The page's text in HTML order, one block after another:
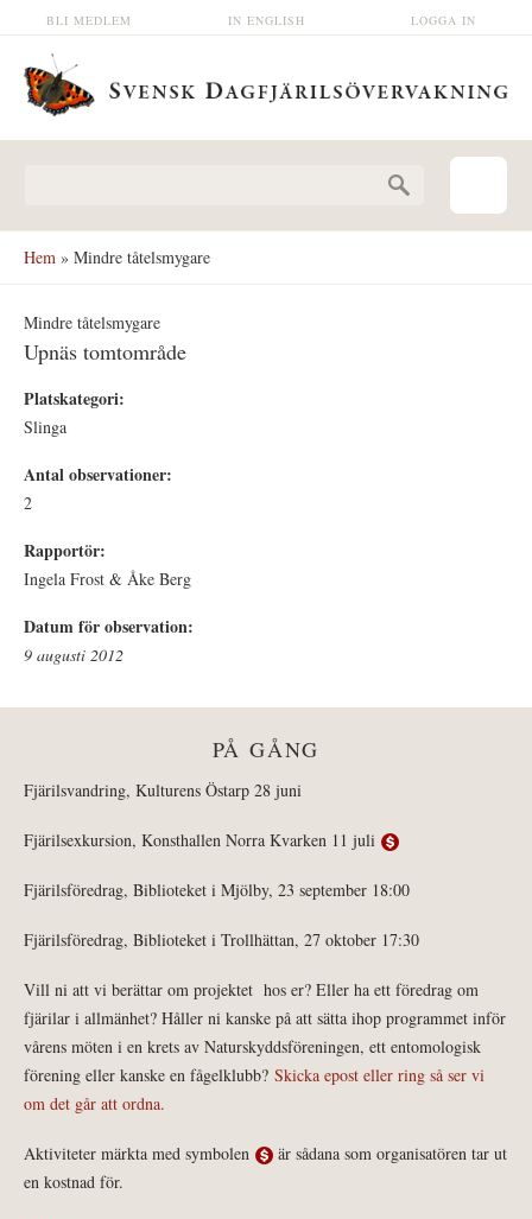
Hoppa till huvudinnehåll LOGGA IN
IN ENGLISH
BLI MEDLEM
Hem » Mindre tåtelsmygare
Mindre tåtelsmygare
Upnäs tomtområde
Platskategori:
Slinga
Antal observationer:
2
Rapportör:
Ingela Frost & Åke Berg
Datum för observation:
9 augusti 2012
PÅ GÅNG
Fjärilsvandring, Kulturens Östarp 28 juni
Fjärilsexkursion, Konsthallen Norra Kvarken 11 juli
Fjärilsföredrag, Biblioteket i Mjölby, 23 september 18:00
Fjärilsföredrag, Biblioteket i Trollhättan, 27 oktober 17:30
Vill ni att vi berättar om projektet hos er? Eller ha ett föredrag om
fjärilar i allmänhet? Håller ni kanske på att sätta ihop programmet inför
vårens möten i en krets av Naturskyddsföreningen, ett entomologisk
förening eller kanske en fågelklubb? Skicka epost eller ring så ser vi
om det går att ordna.
Aktiviteter märkta med symbolen
är sådana som organisatören tar ut
en kostnad för.